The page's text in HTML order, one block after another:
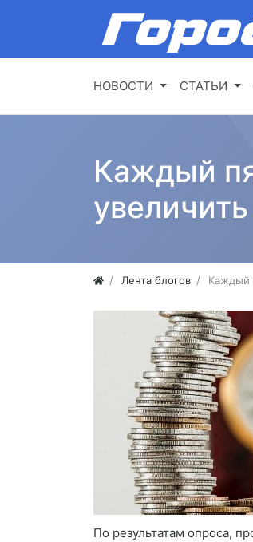
НОВОСТИ СТАТЬИ
Каждый
Лента блогов Каждый
По результатам опроса,